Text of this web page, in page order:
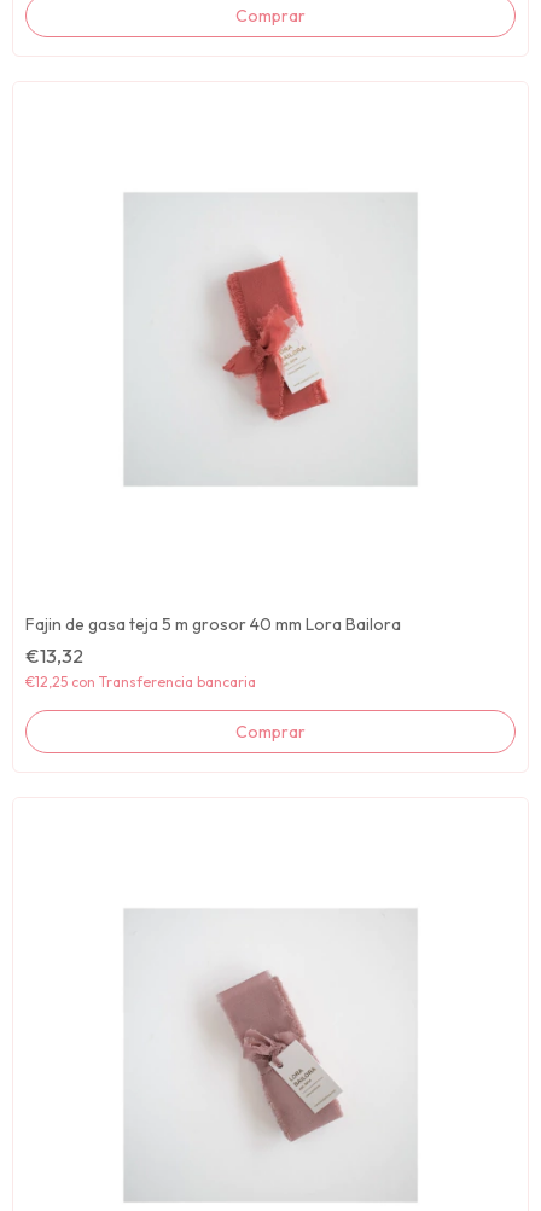
Fajin de gasa teja 5 m grosor 40 mm Lora Bailora
€13,32
€12,25 con Transferencia bancaria